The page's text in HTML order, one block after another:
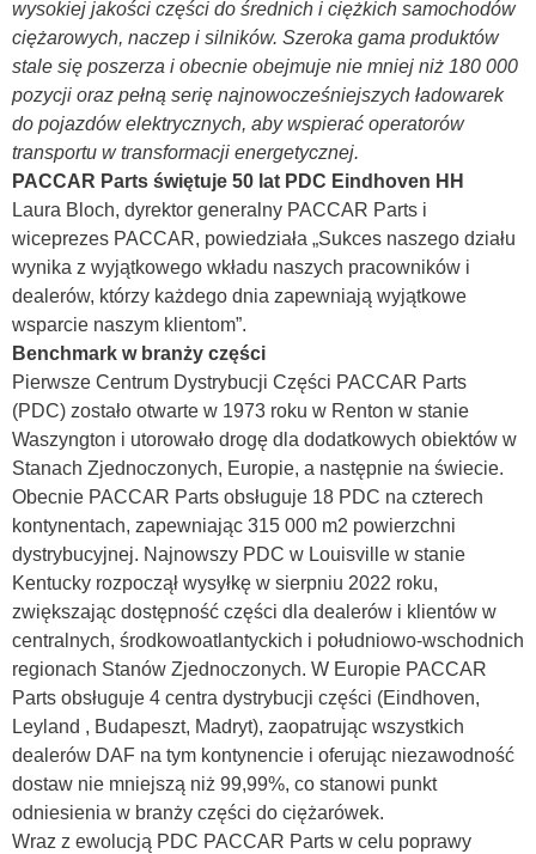
wysokiej jakości części do średnich i ciężkich samochodów
ciężarowych, naczep i silników. Szeroka gama produktów
stale się poszerza i obecnie obejmuje nie mniej niż 180 000
pozycji oraz pełną serię najnowocześniejszych ładowarek
do pojazdów elektrycznych, aby wspierać operatorów
transportu w transformacji energetycznej.
PACCAR Parts świętuje 50 lat PDC Eindhoven HH
Laura Bloch, dyrektor generalny PACCAR Parts i
wiceprezes PACCAR, powiedziała „Sukces naszego działu
wynika z wyjątkowego wkładu naszych pracowników i
dealerów, którzy każdego dnia zapewniają wyjątkowe
wsparcie naszym klientom”.
Benchmark w branży części
Pierwsze Centrum Dystrybucji Części PACCAR Parts
(PDC) zostało otwarte w 1973 roku w Renton w stanie
Waszyngton i utorowało drogę dla dodatkowych obiektów w
Stanach Zjednoczonych, Europie, a następnie na świecie.
Obecnie PACCAR Parts obsługuje 18 PDC na czterech
kontynentach, zapewniając 315 000 m2 powierzchni
dystrybucyjnej. Najnowszy PDC w Louisville w stanie
Kentucky rozpoczął wysyłkę w sierpniu 2022 roku,
zwiększając dostępność części dla dealerów i klientów w
centralnych, środkowoatlantyckich i południowo-wschodnich
regionach Stanów Zjednoczonych. W Europie PACCAR
Parts obsługuje 4 centra dystrybucji części (Eindhoven,
Leyland , Budapeszt, Madryt), zaopatrując wszystkich
dealerów DAF na tym kontynencie i oferując niezawodność
dostaw nie mniejszą niż 99,99%, co stanowi punkt
odniesienia w branży części do ciężarówek.
Wraz z ewolucją PDC PACCAR Parts w celu poprawy